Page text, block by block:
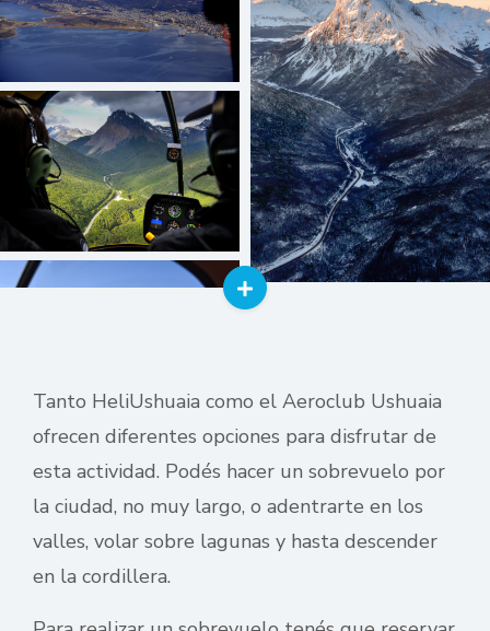
Tanto HeliUshuaia como el Aeroclub Ushuaia
ofrecen diferentes opciones para disfrutar de
esta actividad. Podés hacer un sobrevuelo por
la ciudad, no muy largo, o adentrarte en los
valles, volar sobre lagunas y hasta descender
en la cordillera.